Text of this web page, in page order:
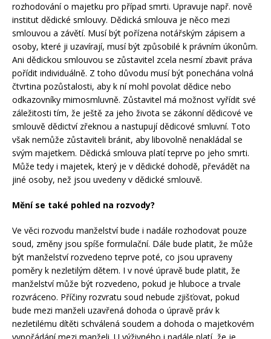
rozhodování o majetku pro případ smrti. Upravuje např. nově
institut dědické smlouvy. Dědická smlouva je něco mezi
smlouvou a závětí. Musí být pořízena notářským zápisem a
osoby, které ji uzavírají, musí být způsobilé k právním úkonům.
Ani dědickou smlouvou se zůstavitel zcela nesmí zbavit práva
pořídit individuálně. Z toho důvodu musí být ponechána volná
čtvrtina pozůstalosti, aby k ní mohl povolat dědice nebo
odkazovníky mimosmluvně. Zůstavitel má možnost vyřídit své
záležitosti tím, že ještě za jeho života se zákonní dědicové ve
smlouvě dědictví zřeknou a nastupují dědicové smluvní. Toto
však nemůže zůstaviteli bránit, aby libovolně nenakládal se
svým majetkem. Dědická smlouva platí teprve po jeho smrti.
Může tedy i majetek, který je v dědické dohodě, převádět na
jiné osoby, než jsou uvedeny v dědické smlouvě.
Mění se také pohled na rozvody?
Ve věci rozvodu manželství bude i nadále rozhodovat pouze
soud, změny jsou spíše formulační. Dále bude platit, že může
být manželství rozvedeno teprve poté, co jsou upraveny
poměry k nezletilým dětem. I v nové úpravě bude platit, že
manželství může být rozvedeno, pokud je hluboce a trvale
rozvráceno. Příčiny rozvratu soud nebude zjišťovat, pokud
bude mezi manželi uzavřená dohoda o úpravě práv k
nezletilému dítěti schválená soudem a dohoda o majetkovém